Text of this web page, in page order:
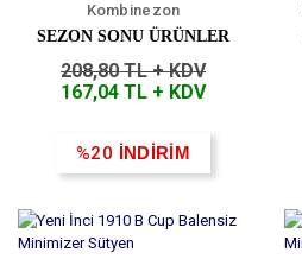
Kombinezon
SEZON SONU ÜRÜNLER
208,80 TL + KDV
167,04 TL + KDV
%20 İNDİRİM